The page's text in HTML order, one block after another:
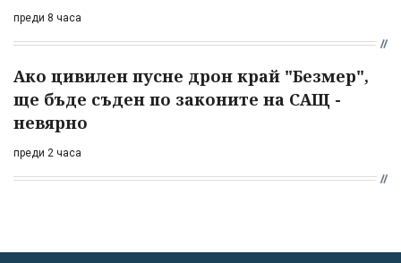
преди 8 часа
Ако цивилен пусне дрон край "Безмер",
ще бъде съден по законите на САЩ -
невярно
преди 2 часа